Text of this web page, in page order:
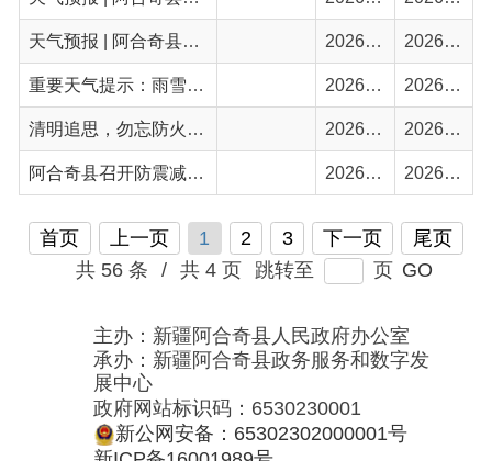
首页 上一页 1 下一页
尾页
共 56 条
共 4 页 页 GO
主办：新疆阿合奇县人民政府办公室
承办：新疆阿合奇县政务服务和数字发
展中心
政府网站标识码：6530230001
新公网安备：65302302000001号
新ICP备16001989号
地 址：阿合奇县南大街 邮 编：843500
电话：0908-5623856
政务新媒体矩阵
阿合奇县网信办监督电话：0908-
5620663